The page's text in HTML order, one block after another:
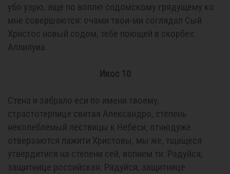
убо узрю, аще по воплю содомскому грядущему ко
мне совершаются: очами твои-ми соглядал Сый
Христос новый содом, тебе поющей в скорбех:
Аллилуиа.
Икос 10
Стена и забрало еси по имени твоему,
страстотерпице святая Александро, степень
неколеблемый лествицы к Небеси, отнюдуже
отверзаются пажити Христовы, мы же, тщащеся
утвердитися на степени сей, вопием ти: Радуйся,
защитнице российская. Радуйся, защитнице